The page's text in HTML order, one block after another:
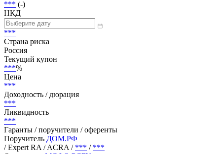
3 797 433 943,52 RUB
Размещение
***
Погашение (оферта)
***
НКД
***
Страна риска
Россия
Текущий купон
***
Цена
***
Доходность / дюрация
***
Ликвидность